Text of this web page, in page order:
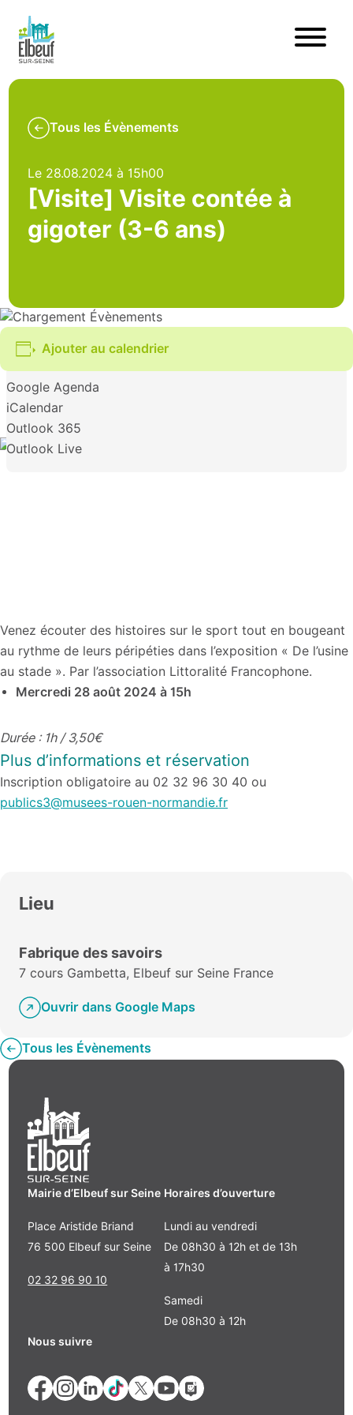
Tous les Évènements
Le 28.08.2024 à 15h00
[Visite] Visite contée à
gigoter (3-6 ans)
Ajouter au calendrier
Google Agenda
iCalendar
Outlook 365
Outlook Live
Venez écouter des histoires sur le sport tout en bougeant
au rythme de leurs péripéties dans l’exposition « De l’usine
au stade ». Par l’association Littoralité Francophone.
Mercredi 28 août 2024 à 15h
Durée : 1h / 3,50€
Plus d’informations et réservation
Inscription obligatoire au 02 32 96 30 40 ou
publics3@musees-rouen-normandie.fr
Lieu
Fabrique des savoirs
7 cours Gambetta, Elbeuf sur Seine France
Ouvrir dans Google Maps
Tous les Évènements
Mairie d’Elbeuf sur Seine
Place Aristide Briand
76 500 Elbeuf sur Seine
02 32 96 90 10
Horaires d’ouverture
Lundi au vendredi
De 08h30 à 12h et de 13h
à 17h30
Samedi
De 08h30 à 12h
Nous suivre